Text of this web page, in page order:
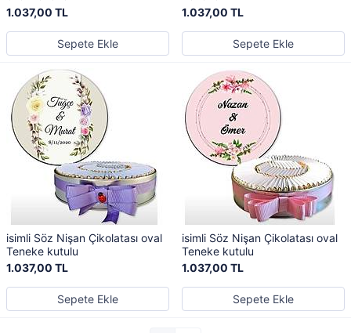
1.037,00 TL
Sepete Ekle
1.037,00 TL
Sepete Ekle
isimli Söz Nişan Çikolatası oval
Teneke kutulu
1.037,00 TL
Sepete Ekle
isimli Söz Nişan Çikolatası oval
Teneke kutulu
1.037,00 TL
Sepete Ekle